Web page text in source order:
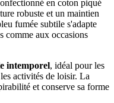
en coton piqué
robuste et un maintien
fumée subtile s'adapte
comme aux occasions
intemporel, idéal pour les
activités de loisir. La
et conserve sa forme